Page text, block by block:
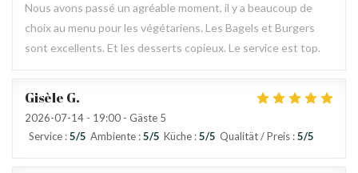
Nous avons passé un agréable moment, il y a beaucoup de
choix au menu pour les végétariens. Les Bagels et Burgers
sont excellents. Et les desserts copieux. Le service est top.
Gisèle G
2026-07-14 - 19:00 - Gäste 5
Service :5/5 Ambiente :5/5 Küche :5/5 Qualität / Preis :5/5